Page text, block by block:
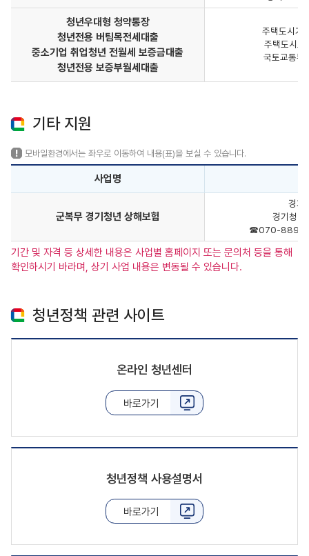
청년우대형 청약통장
청년전용 버팀목전세대출
중소기업 취업청년 전월세 보증금대출
청년전용 보증부월세대출
주택도시기
주택도시
국토교통
기타 지원
모바일환경에서는 좌우로 이동하여 내용(표)을 보실 수 있습니다.
사업명
군복무 경기청년 상해보험
경기
경기청년
☎070-8892-
기간 및 자격 등 상세한 내용은 사업별 홈페이지 또는 문의처 등을 통해
확인하시기 바라며, 상기 사업 내용은 변동될 수 있습니다.
청년정책 관련 사이트
온라인 청년센터
바로가기
청년정책 사용설명서
바로가기